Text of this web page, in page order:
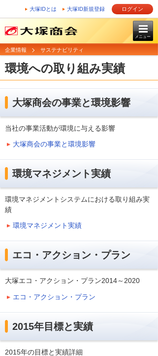
大塚IDとは 大塚ID新規登録 ログイン
メニュー
企業情報 サステナビリティ
環境への取り組み実績
大塚商会の事業と環境影響
当社の事業活動が環境に与える影響
大塚商会の事業と環境影響
環境マネジメント実績
環境マネジメントシステムにおける取り組み実
績
環境マネジメント実績
エコ・アクション・プラン
大塚エコ・アクション・プラン2014～2020
エコ・アクション・プラン
2015年目標と実績
2015年の目標と実績詳細